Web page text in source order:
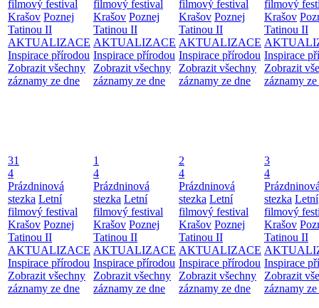
filmový festival
Krašov Poznej
Tatinou II
AKTUALIZACE
Inspirace přírodou
Zobrazit všechny
záznamy ze dne
filmový festival
Krašov Poznej
Tatinou II
AKTUALIZACE
Inspirace přírodou
Zobrazit všechny
záznamy ze dne
filmový festival
Krašov Poznej
Tatinou II
AKTUALIZACE
Inspirace přírodou
Zobrazit všechny
záznamy ze dne
filmový
Krašov
Tatinou II
Inspirace
Zobrazit
záznamy
31
4
Prázdninová
stezka Letní
filmový festival
Krašov Poznej
Tatinou II
AKTUALIZACE
Inspirace přírodou
Zobrazit všechny
záznamy ze dne
1
4
Prázdninová
stezka Letní
filmový festival
Krašov Poznej
Tatinou II
AKTUALIZACE
Inspirace přírodou
Zobrazit všechny
záznamy ze dne
2
4
Prázdninová
stezka Letní
filmový festival
Krašov Poznej
Tatinou II
AKTUALIZACE
Inspirace přírodou
Zobrazit všechny
záznamy ze dne
3
4
stezka Letní
filmový
Krašov
Tatinou II
Inspirace
Zobrazit
záznamy